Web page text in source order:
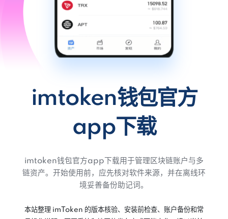
imtoken钱包官方
app下载
imtoken钱包官方app下载用于管理区块链账户与多
链资产。开始使用前，应先核对软件来源，并在离线环
境妥善备份助记词。
本站整理 imToken 的版本核验、安装前检查、账户备份和常